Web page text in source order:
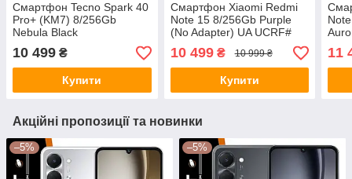
Смартфон Tecno Spark 40
Pro+ (KM7) 8/256Gb
Nebula Black
(4894947096334) UA
UCRF
10 499 ₴
Купити
Смартфон Xiaomi Redmi
Note 15 8/256Gb Purple
(No Adapter) UA UCRF#
10 499₴ 10 999 ₴
Купити
UA
11
Акційні пропозиції та новинки
–5% –5%